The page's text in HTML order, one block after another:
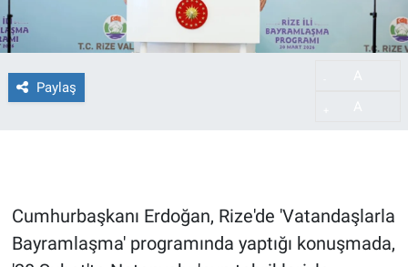
Paylaş
Cumhurbaşkanı Erdoğan, Rize'de 'Vatandaşlarla
Bayramlaşma' programında yaptığı konuşmada,